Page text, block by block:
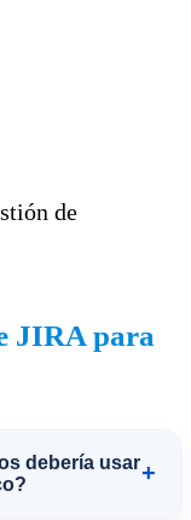
de
JIRA para
debería usar+